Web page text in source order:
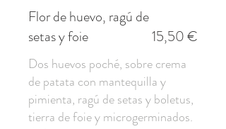
Flor de huevo, ragú de
setas y foie
Dos huevos poché, sobre crema
de patata con mantequilla y
pimienta, ragú de setas y boletus,
tierra de foie y microgerminados.
15,50 €